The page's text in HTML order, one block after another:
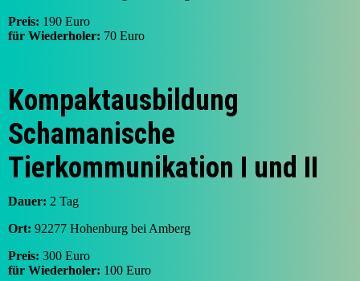
Preis: 190 Euro
für Wiederholer: 70 Euro
Kompaktausbildung
Schamanische
Tierkommunikation I und II
Dauer: 2 Tag
Ort: 92277 Hohenburg bei Amberg
Preis: 300 Euro
für Wiederholer: 100 Euro